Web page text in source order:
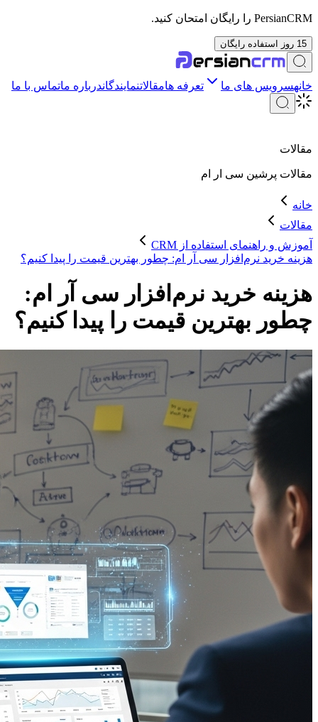
PersianCRM را رایگان امتحان کنید.
15 روز استفاده رایگان
خانهسرویس های ما تعرفه هامقالاتنمایندگاندرباره ماتماس با ما
مقالات
مقالات پرشین سی ار ام
خانه
مقالات
آموزش و راهنمای استفاده از CRM
هزینه خرید نرم‌افزار سی آر ام: چطور بهترین قیمت را پیدا کنیم؟
هزینه خرید نرم‌افزار سی آر ام:
چطور بهترین قیمت را پیدا کنیم؟